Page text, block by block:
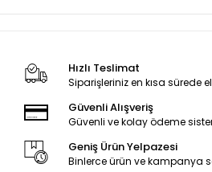
Hızlı Teslimat
Siparişleriniz en kısa sürede
Güvenli Alışveriş
Güvenli ve kolay ödeme
Geniş Ürün Yelpazesi
Binlerce ürün ve kampanya